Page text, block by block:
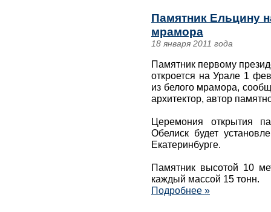
Памятник Ельцину
мрамора
18 января 2011 года
Памятник первому
откроется на Урале 1
из белого мрамора,
архитектор, автор
Церемония открытия
Обелиск будет
Екатеринбурге.
Памятник высотой 10
каждый массой 15 тонн.
Подробнее »